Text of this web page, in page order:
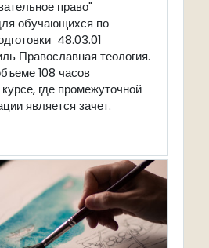
право"
обучающихся по
48.03.01
Православная теология.
108 часов
где промежуточной
является зачет.